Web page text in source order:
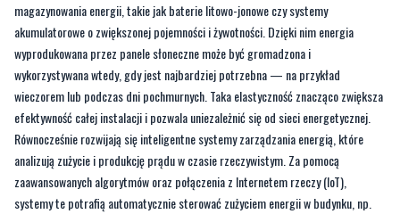
magazynowania energii, takie jak baterie litowo-jonowe czy systemy
akumulatorowe o zwiększonej pojemności i żywotności. Dzięki nim energia
wyprodukowana przez panele słoneczne może być gromadzona i
wykorzystywana wtedy, gdy jest najbardziej potrzebna — na przykład
wieczorem lub podczas dni pochmurnych. Taka elastyczność znacząco zwiększa
efektywność całej instalacji i pozwala uniezależnić się od sieci energetycznej.
Równocześnie rozwijają się inteligentne systemy zarządzania energią, które
analizują zużycie i produkcję prądu w czasie rzeczywistym. Za pomocą
zaawansowanych algorytmów oraz połączenia z Internetem rzeczy (IoT),
systemy te potrafią automatycznie sterować zużyciem energii w budynku, np.